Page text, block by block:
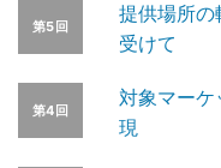
第5回
提供場所
受けて
第4回
対象マー
現